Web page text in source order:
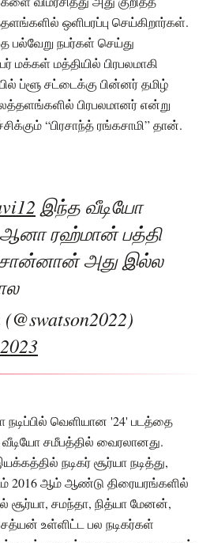
ஒளிபரப்பு செய்கிறார்கள்.
நபர்கள் செய்து
மக்கள் மத்தியில் பிரபலமாகி
ப்ளூ சட்டைக்கு பின்னர் தமிழ்
பிரபலமானர் என்று
“பிரசாந்த் ரங்கசாமி” தான்.
இந்த வீடியோ
ரஹ்மான் பத்தி
அது இல்ல
நடிப்பில் வெளியான '24' படத்தை
சமீபத்தில் வைரலானது.
நடிகர் சூர்யா நடித்து,
2016 ஆம் ஆண்டு திரையரங்களில்
சூர்யா, சமந்தா, நித்யா மேனன்,
உள்ளிட்ட பல நடிகர்கள்